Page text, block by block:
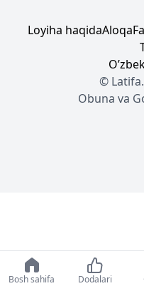
Loyiha haqidaAloqa
©
Obuna va
Bosh sahifa Dodalari